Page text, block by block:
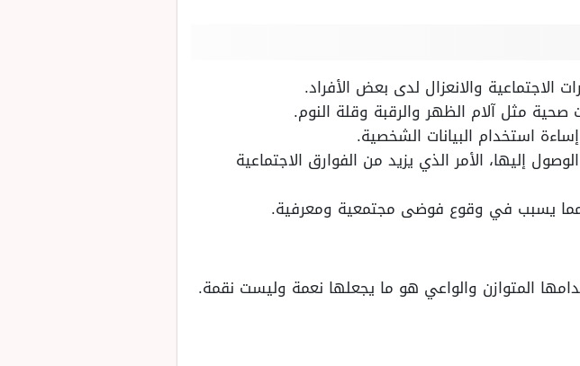
الاجتماعية والانعزال لدى بعض الأفراد.
مثل آلام الظهر والرقبة وقلة النوم.
استخدام البيانات الشخصية.
إليها، الأمر الذي يزيد من الفوارق الاجتماعية
مما يسبب في وقوع فوضى مجتمعية ومعرفية.
المتوازن والواعي هو ما يجعلها نعمة وليست نقمة.